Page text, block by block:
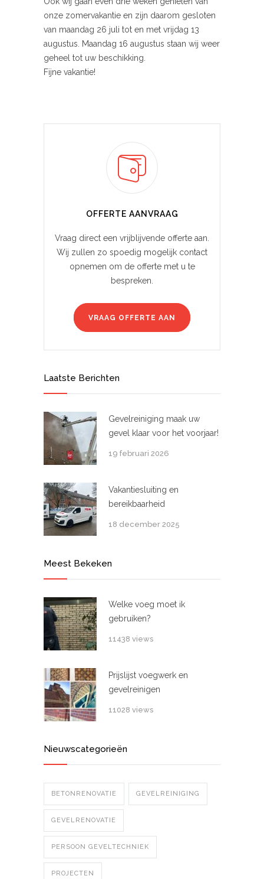
onze zomervakantie en zijn daarom gesloten
van maandag 26 juli tot en met vrijdag 13
augustus. Maandag 16 augustus staan wij weer
geheel tot uw beschikking.
Fijne vakantie!
OFFERTE AANVRAAG
Vraag direct een vrijblijvende offerte aan.
Wij zullen zo spoedig mogelijk contact
opnemen om de offerte met u te
bespreken.
VRAAG OFFERTE AAN
Laatste Berichten
Gevelreiniging maak uw
gevel klaar voor het voorjaar!
19 februari 2026
Vakantiesluiting en
bereikbaarheid
18 december 2025
Meest Bekeken
Welke voeg moet ik
gebruiken?
11438 views
Prijslijst voegwerk en
gevelreinigen
11028 views
Nieuwscategorieën
BETONRENOVATIE GEVELREINIGING
GEVELRENOVATIE
PERSOON GEVELTECHNIEK
PROJECTEN